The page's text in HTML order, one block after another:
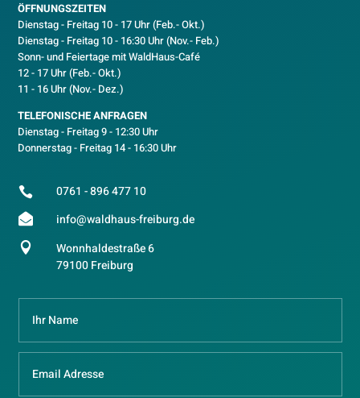
ÖFFNUNGSZEITEN
Dienstag - Freitag 10 - 17 Uhr (Feb.- Okt.)
Dienstag - Freitag 10 - 16:30 Uhr (Nov.- Feb.)
Sonn- und Feiertage mit WaldHaus-Café
12 - 17 Uhr (Feb.- Okt.)
11 - 16 Uhr (Nov.- Dez.)
TELEFONISCHE ANFRAGEN
Dienstag - Freitag 9 - 12:30 Uhr
Donnerstag - Freitag 14 - 16:30 Uhr
 0761 - 896 477 10
 info@waldhaus-freiburg.de

Wonnhaldestraße 6
79100 Freiburg